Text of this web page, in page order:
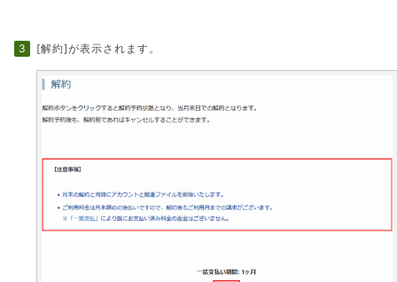
[解約]が表示されます。